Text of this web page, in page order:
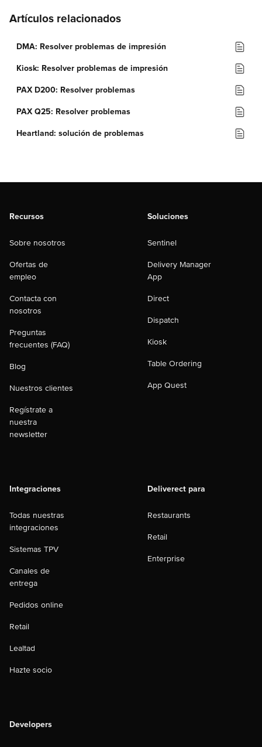
Artículos relacionados
DMA: Resolver problemas de impresión
Kiosk: Resolver problemas de impresión
PAX D200: Resolver problemas
PAX Q25: Resolver problemas
Heartland: solución de problemas
Recursos
Sobre nosotros
Ofertas de
empleo
Contacta con
nosotros
Preguntas
frecuentes (FAQ)
Blog
Nuestros clientes
Regístrate a
nuestra
newsletter
Soluciones
Sentinel
Delivery Manager
App
Direct
Dispatch
Kiosk
Table Ordering
App Quest
Integraciones
Todas nuestras
integraciones
Sistemas TPV
Canales de
entrega
Pedidos online
Retail
Lealtad
Hazte socio
Deliverect para
Restaurants
Retail
Enterprise
Developers